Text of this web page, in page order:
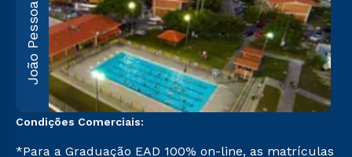
João Pessoa
Condições Comerciais:
*Para a Graduação EAD 100% on-line, as matrículas